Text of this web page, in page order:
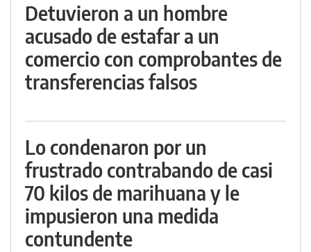
Detuvieron a un hombre
acusado de estafar a un
comercio con comprobantes de
transferencias falsos
Lo condenaron por un
frustrado contrabando de casi
70 kilos de marihuana y le
impusieron una medida
contundente